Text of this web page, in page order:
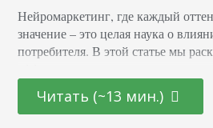
Нейромаркетинг, где каждый
значение – это целая наука о
потребителя. В этой статье мы
последних достижениях в области
нейронаук. От подбора цветовой
Читать (~13 мин.)